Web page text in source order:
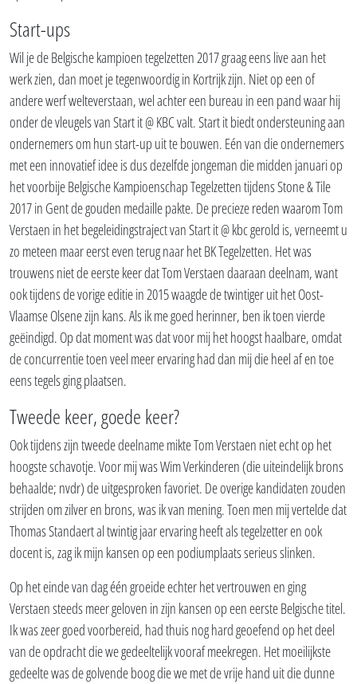
Start-ups
Wil je de Belgische kampioen tegelzetten 2017 graag eens live aan het
werk zien, dan moet je tegenwoordig in Kortrijk zijn. Niet op een of
andere werf welteverstaan, wel achter een bureau in een pand waar hij
onder de vleugels van Start it @ KBC valt. Start it biedt ondersteuning aan
ondernemers om hun start-up uit te bouwen. Eén van die ondernemers
met een innovatief idee is dus dezelfde jongeman die midden januari op
het voorbije Belgische Kampioenschap Tegelzetten tijdens Stone & Tile
2017 in Gent de gouden medaille pakte. De precieze reden waarom Tom
Verstaen in het begeleidingstraject van Start it @ kbc gerold is, verneemt u
zo meteen maar eerst even terug naar het BK Tegelzetten. Het was
trouwens niet de eerste keer dat Tom Verstaen daaraan deelnam, want
ook tijdens de vorige editie in 2015 waagde de twintiger uit het Oost-
Vlaamse Olsene zijn kans. Als ik me goed herinner, ben ik toen vierde
geëindigd. Op dat moment was dat voor mij het hoogst haalbare, omdat
de concurrentie toen veel meer ervaring had dan mij die heel af en toe
eens tegels ging plaatsen.
Tweede keer, goede keer?
Ook tijdens zijn tweede deelname mikte Tom Verstaen niet echt op het
hoogste schavotje. Voor mij was Wim Verkinderen (die uiteindelijk brons
behaalde; nvdr) de uitgesproken favoriet. De overige kandidaten zouden
strijden om zilver en brons, was ik van mening. Toen men mij vertelde dat
Thomas Standaert al twintig jaar ervaring heeft als tegelzetter en ook
docent is, zag ik mijn kansen op een podiumplaats serieus slinken.
Op het einde van dag één groeide echter het vertrouwen en ging
Verstaen steeds meer geloven in zijn kansen op een eerste Belgische titel.
Ik was zeer goed voorbereid, had thuis nog hard geoefend op het deel
van de opdracht die we gedeeltelijk vooraf meekregen. Het moeilijkste
gedeelte was de golvende boog die we met de vrije hand uit die dunne